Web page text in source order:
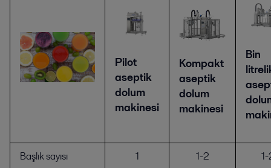
Pilot
aseptik
dolum
makinesi
Kompakt
aseptik
dolum
makinesi
Bin
Başlık sayısı 1 1-2